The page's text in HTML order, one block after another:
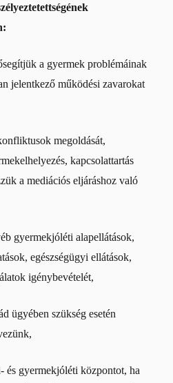
a gyermek problémáinak
jelentkező működési zavarokat
megoldását,
kapcsolattartás
a mediációs eljáráshoz való
gyermekjóléti alapellátások,
egészségügyi ellátások,
igénybevételét,
ügyében szükség esetén
és gyermekjóléti központot, ha